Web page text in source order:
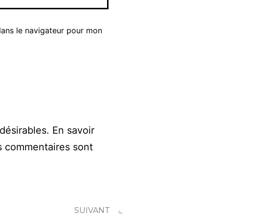
le navigateur pour mon
En savoir
commentaires sont
SUIVANT